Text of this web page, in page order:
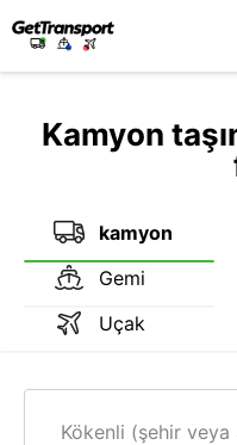
Kamyon
kamyon
Gemi
Uçak
Kökenli (şehir veya